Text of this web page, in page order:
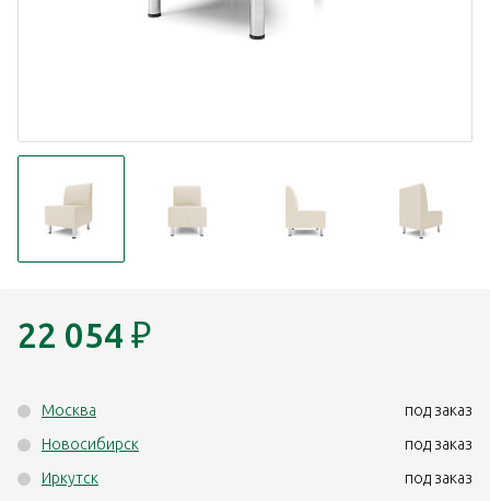
22 054 ₽
Москва
под заказ
Новосибирск
под заказ
Иркутск
под заказ